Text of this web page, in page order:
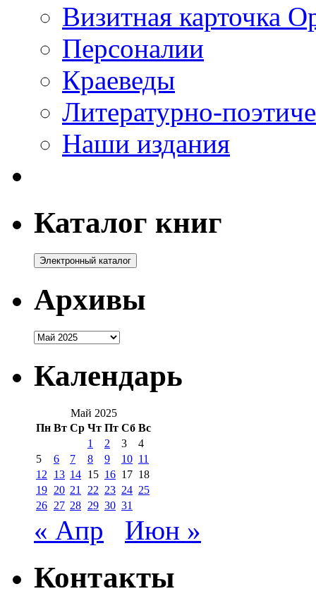
Визитная карточка
Персоналии
Краеведы
Литературно-
Наши издания
Каталог книг
Архивы
Архивы
Календарь
Май 2025
Пн Вт Ср Чт Пт Сб Вс
1
2 3
4
5
6 7 8 9 10 11
12
13 14 15 16 17 18
19 20 21 22 23 24 25
26 27 28 29 30 31
« Апр Июн »
Контакты